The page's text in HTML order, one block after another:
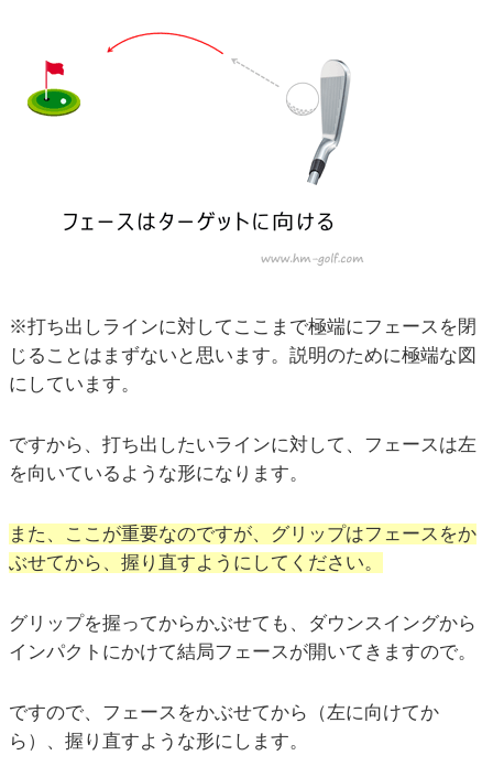
※打ち出しラインに対してここまで極端にフェースを閉
じることはまずないと思います。説明のために極端な図
にしています。
ですから、打ち出したいラインに対して、フェースは左
を向いているような形になります。
また、ここが重要なのですが、グリップはフェースをか
ぶせてから、握り直すようにしてください。
グリップを握ってからかぶせても、ダウンスイングから
インパクトにかけて結局フェースが開いてきますので。
ですので、フェースをかぶせてから（左に向けてか
ら）、握り直すような形にします。